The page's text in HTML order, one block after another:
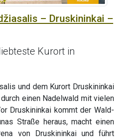
– Druskininkai –
Kurort in
und dem Kurort Druskininkai
einen Nadelwald mit vielen
Druskininkai kommt der Wald-
Straße heraus, macht einen
von Druskininkai und führt